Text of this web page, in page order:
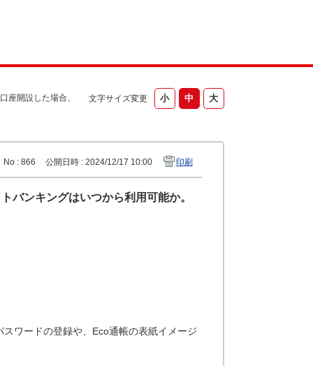
文字サイズ変更
座開設した場合、
No : 866 公開日時 : 2024/12/17 10:00 印刷
バンキングはいつから利用可能か。
ワードの登録や、Eco通帳の表紙イメージ